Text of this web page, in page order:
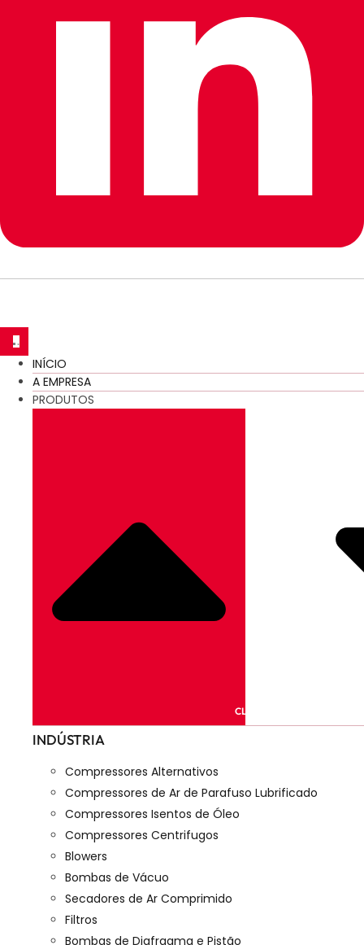
INÍCIO
A EMPRESA
PRODUTOS
CLOSE PRODUTOS
INDÚSTRIA
Compressores Alternativos
Compressores de Ar de Parafuso Lubrificado
Compressores Isentos de Óleo
Compressores Centrifugos
Blowers
Bombas de Vácuo
Secadores de Ar Comprimido
Filtros
Bombas de Diafragma e Pistão